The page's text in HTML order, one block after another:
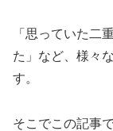
「思っていた二
た」など、様々
す。
そこでこの記事